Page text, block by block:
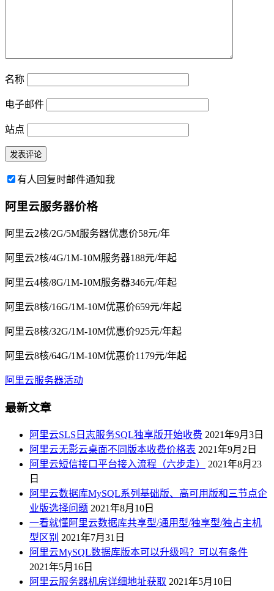
名称
电子邮件
站点
有人回复时邮件通知我
阿里云服务器价格
阿里云2核/2G/5M服务器优惠价58元/年
阿里云2核/4G/1M-10M服务器188元/年起
阿里云4核/8G/1M-10M服务器346元/年起
阿里云8核/16G/1M-10M优惠价659元/年起
阿里云8核/32G/1M-10M优惠价925元/年起
阿里云8核/64G/1M-10M优惠价1179元/年起
阿里云服务器活动
最新文章
阿里云SLS日志服务SQL独享版开始收费 2021年9月3日
阿里云无影云桌面不同版本收费价格表 2021年9月2日
阿里云短信接口平台接入流程（六步走）
2021年8月23
日
阿里云数据库MySQL系列基础版、高可用版和三节点企
业版选择问题 2021年8月10日
一看就懂阿里云数据库共享型/通用型/独享型/独占主机
型区别 2021年7月31日
阿里云MySQL数据库版本可以升级吗？可以有条件
2021年5月16日
阿里云服务器机房详细地址获取 2021年5月10日